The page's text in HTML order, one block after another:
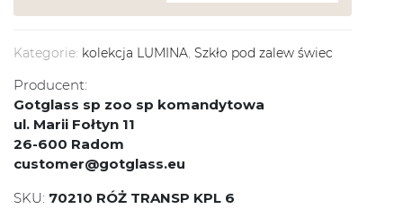
Kategorie: kolekcja LUMINA, Szkło pod zalew świec
Producent:
Gotglass sp zoo sp komandytowa
ul. Marii Fołtyn 11
26-600 Radom
customer@gotglass.eu
SKU: 70210 RÓŻ TRANSP KPL 6